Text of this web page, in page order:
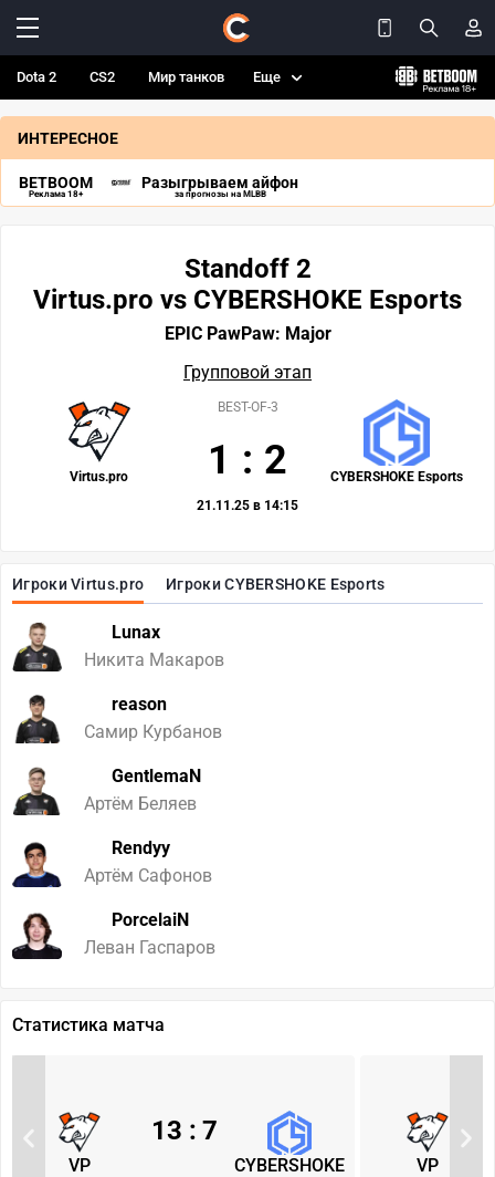
Dota 2 CS2 Мир танков Еще
ИНТЕРЕСНОЕ
BETBOOM
Реклама 18+
Разыгрываем айфон
за прогнозы на MLBB
Игроки Virtus.pro Игроки CYBERSHOKE Esports
Lunax
Никита Макаров
reason
Самир Курбанов
GentlemaN
Артём Беляев
Rendyy
Артём Сафонов
PorcelaiN
Леван Гаспаров
Standoff 2
Virtus.pro vs CYBERSHOKE Esports
EPIC PawPaw: Major
Групповой этап
Virtus.pro CYBERSHOKE Esports
BEST-OF-3
1 : 2
21.11.25 в 14:15
Статистика матча
VP CYBERSHOKE
13 : 7
VP